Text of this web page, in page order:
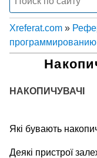
Xreferat.com »
программированию
НАКОПИЧУВАЧІ
Які бувають
Деякі пристрої